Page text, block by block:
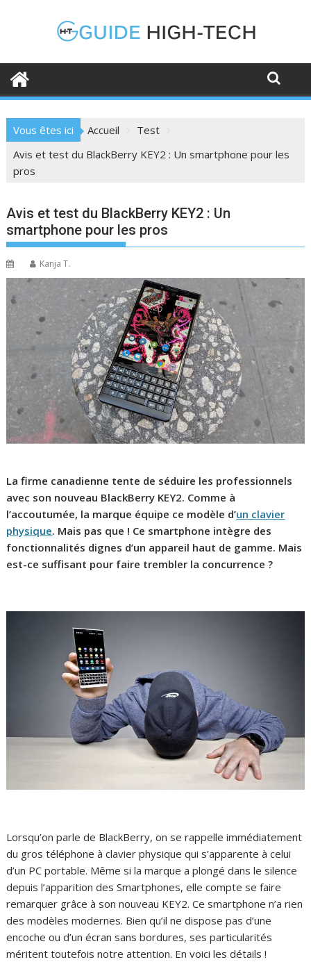
Vous êtes ici Accueil
Test
Avis et test du BlackBerry KEY2 : Un smartphone pour les
pros
Avis et test du BlackBerry KEY2 : Un
smartphone pour les pros
Kanja T.
La firme canadienne tente de séduire les professionnels
avec son nouveau BlackBerry KEY2. Comme à
l’accoutumée, la marque équipe ce modèle d’un clavier
physique. Mais pas que ! Ce smartphone intègre des
fonctionnalités dignes d’un appareil haut de gamme. Mais
est-ce suffisant pour faire trembler la concurrence ?
Lorsqu’on parle de BlackBerry, on se rappelle immédiatement
du gros téléphone à clavier physique qui s’apparente à celui
d’un PC portable. Même si la marque a plongé dans le silence
depuis l’apparition des Smartphones, elle compte se faire
remarquer grâce à son nouveau KEY2. Ce smartphone n’a rien
des modèles modernes. Bien qu’il ne dispose pas d’une
encoche ou d’un écran sans bordures, ses particularités
méritent toutefois notre attention. En voici les détails !